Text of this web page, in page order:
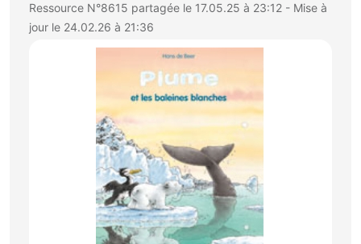
Ressource N°8615 partagée le 17.05.25 à 23:12 - Mise à
jour le 24.02.26 à 21:36